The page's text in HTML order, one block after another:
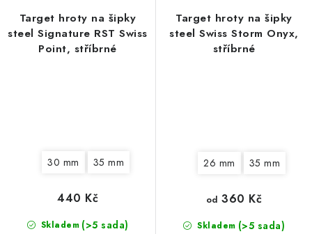
Target hroty na šipky
steel Signature RST Swiss
Point, stříbrné
30 mm 35 mm
Skladem (>5 sada)
440 Kč
Target hroty na šipky
steel Swiss Storm Onyx,
stříbrné
26 mm 35 mm
Skladem (>5 sada)
od 360 Kč